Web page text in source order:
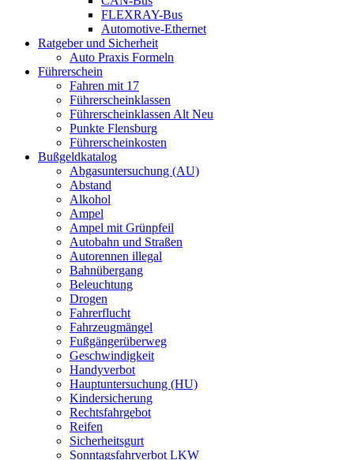
FLEXRAY-Bus
Automotive-Ethernet
Ratgeber und Sicherheit
Auto Praxis Formeln
Führerschein
Fahren mit 17
Führerscheinklassen
Führerscheinklassen Alt Neu
Punkte Flensburg
Führerscheinkosten
Bußgeldkatalog
Abgasuntersuchung (AU)
Abstand
Alkohol
Ampel
Ampel mit Grünpfeil
Autobahn und Straßen
Autorennen illegal
Bahnübergang
Beleuchtung
Drogen
Fahrerflucht
Fahrzeugmängel
Fußgängerüberweg
Geschwindigkeit
Handyverbot
Hauptuntersuchung (HU)
Kindersicherung
Rechtsfahrgebot
Reifen
Sicherheitsgurt
Sonntagsfahrverbot LKW